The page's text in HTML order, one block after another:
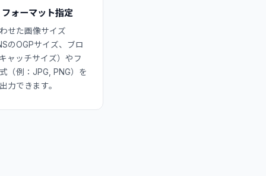
ォーマット指定
せた画像サイズ
のOGPサイズ、ブロ
ャッチサイズ）やフ
（例：JPG, PNG）を
力できます。